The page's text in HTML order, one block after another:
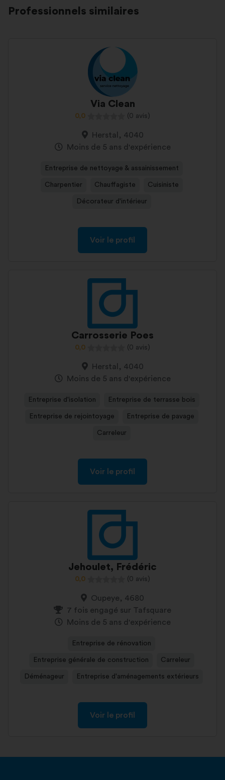
Professionnels similaires
Via Clean
0,0 (0 avis)
Herstal, 4040
Moins de 5 ans d'expérience
Entreprise de nettoyage & assainissement
Charpentier Chauffagiste Cuisiniste
Décorateur d'intérieur
Voir le profil
Carrosserie Poes
0,0 (0 avis)
Herstal, 4040
Moins de 5 ans d'expérience
Entreprise d'isolation Entreprise de terrasse bois
Entreprise de rejointoyage Entreprise de pavage
Carreleur
Voir le profil
Jehoulet, Frédéric
0,0 (0 avis)
Oupeye, 4680
7 fois engagé sur Tafsquare
Moins de 5 ans d'expérience
Entreprise de rénovation
Entreprise générale de construction Carreleur
Déménageur Entreprise d'aménagements extérieurs
Voir le profil